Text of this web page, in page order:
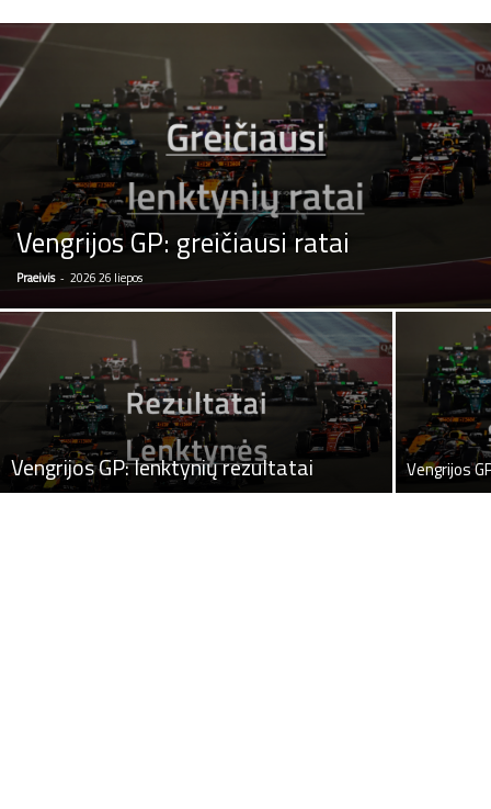
Vengrijos GP: greičiausi ratai
Praeivis - 2026 26 liepos
Vengrijos GP: lenktynių rezultatai Vengrijos